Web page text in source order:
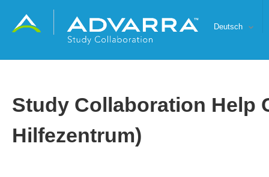
Deutsch
Study Collaboration Help
Hilfezentrum)